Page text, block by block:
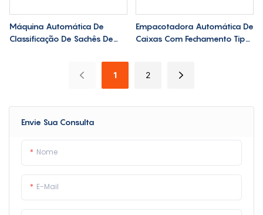
Envie Sua Consulta
Nome
E-Mail
Máquina Automática De
Classificação De Sachês De
Empacotadora Automática De
Caixas Com Fechamento Tipo
1
2